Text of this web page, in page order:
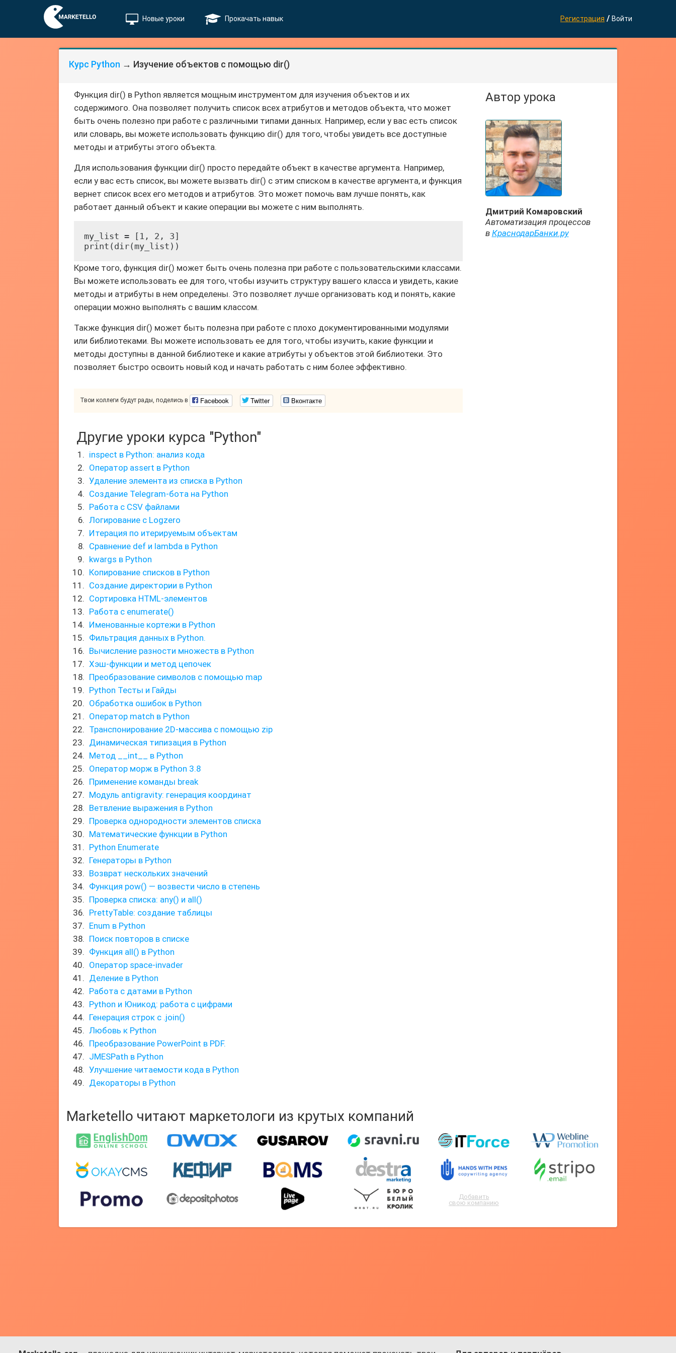
Новые уроки Прокачать навык Регистрация / Войти
Курс Python → Изучение объектов с помощью dir()
Функция dir() в Python является мощным инструментом для изучения объектов и их
содержимого. Она позволяет получить список всех атрибутов и методов объекта, что может
быть очень полезно при работе с различными типами данных. Например, если у вас есть список
или словарь, вы можете использовать функцию dir() для того, чтобы увидеть все доступные
методы и атрибуты этого объекта.
Для использования функции dir() просто передайте объект в качестве аргумента. Например,
если у вас есть список, вы можете вызвать dir() с этим списком в качестве аргумента, и функция
вернет список всех его методов и атрибутов. Это может помочь вам лучше понять, как
работает данный объект и какие операции вы можете с ним выполнять.
my_list = [1, 2, 3]
print(dir(my_list))
Кроме того, функция dir() может быть очень полезна при работе с пользовательскими классами.
Вы можете использовать ее для того, чтобы изучить структуру вашего класса и увидеть, какие
методы и атрибуты в нем определены. Это позволяет лучше организовать код и понять, какие
операции можно выполнять с вашим классом.
Также функция dir() может быть полезна при работе с плохо документированными модулями
или библиотеками. Вы можете использовать ее для того, чтобы изучить, какие функции и
методы доступны в данной библиотеке и какие атрибуты у объектов этой библиотеки. Это
позволяет быстро освоить новый код и начать работать с ним более эффективно.
Твои коллеги будут рады, поделись в Facebook Twitter Вконтакте
Автор урока
Дмитрий Комаровский
Автоматизация процессов
в КраснодарБанки.ру
Другие уроки курса "Python"
inspect в Python: анализ кода
Оператор assert в Python
Удаление элемента из списка в Python
Создание Telegram-бота на Python
Работа с CSV файлами
Логирование с Logzero
Итерация по итерируемым объектам
Сравнение def и lambda в Python
kwargs в Python
Копирование списков в Python
Создание директории в Python
Сортировка HTML-элементов
Работа с enumerate()
Именованные кортежи в Python
Фильтрация данных в Python.
Вычисление разности множеств в Python
Хэш-функции и метод цепочек
Преобразование символов с помощью map
Python Тесты и Гайды
Обработка ошибок в Python
Оператор match в Python
Транспонирование 2D-массива с помощью zip
Динамическая типизация в Python
Метод __int__ в Python
Оператор морж в Python 3.8
Применение команды break
Модуль antigravity: генерация координат
Ветвление выражения в Python
Проверка однородности элементов списка
Математические функции в Python
Python Enumerate
Генераторы в Python
Возврат нескольких значений
Функция pow() — возвести число в степень
Проверка списка: any() и all()
PrettyTable: создание таблицы
Enum в Python
Поиск повторов в списке
Функция all() в Python
Оператор space-invader
Деление в Python
Работа с датами в Python
Python и Юникод: работа с цифрами
Генерация строк с .join()
Любовь к Python
Преобразование PowerPoint в PDF.
JMESPath в Python
Улучшение читаемости кода в Python
Декораторы в Python
Marketello читают маркетологи из крутых компаний
Добавить
свою компанию